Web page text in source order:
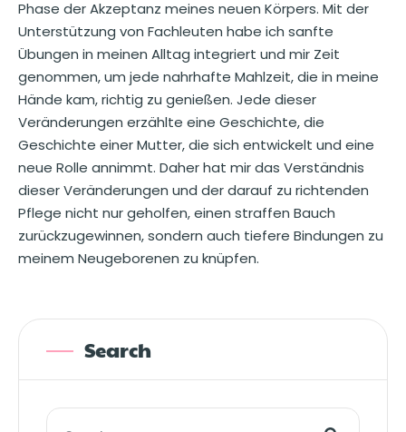
Phase der Akzeptanz meines neuen Körpers. Mit der
Unterstützung von Fachleuten habe ich sanfte
Übungen in meinen Alltag integriert und mir Zeit
genommen, um jede nahrhafte Mahlzeit, die in meine
Hände kam, richtig zu genießen. Jede dieser
Veränderungen erzählte eine Geschichte, die
Geschichte einer Mutter, die sich entwickelt und eine
neue Rolle annimmt. Daher hat mir das Verständnis
dieser Veränderungen und der darauf zu richtenden
Pflege nicht nur geholfen, einen straffen Bauch
zurückzugewinnen, sondern auch tiefere Bindungen zu
meinem Neugeborenen zu knüpfen.
Search